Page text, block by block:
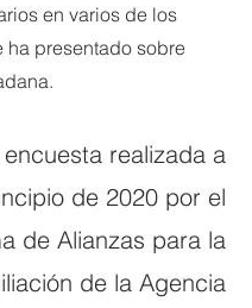
en varios de los
ha presentado sobre
realizada a
de 2020 por el
de Alianzas para la
de la Agencia